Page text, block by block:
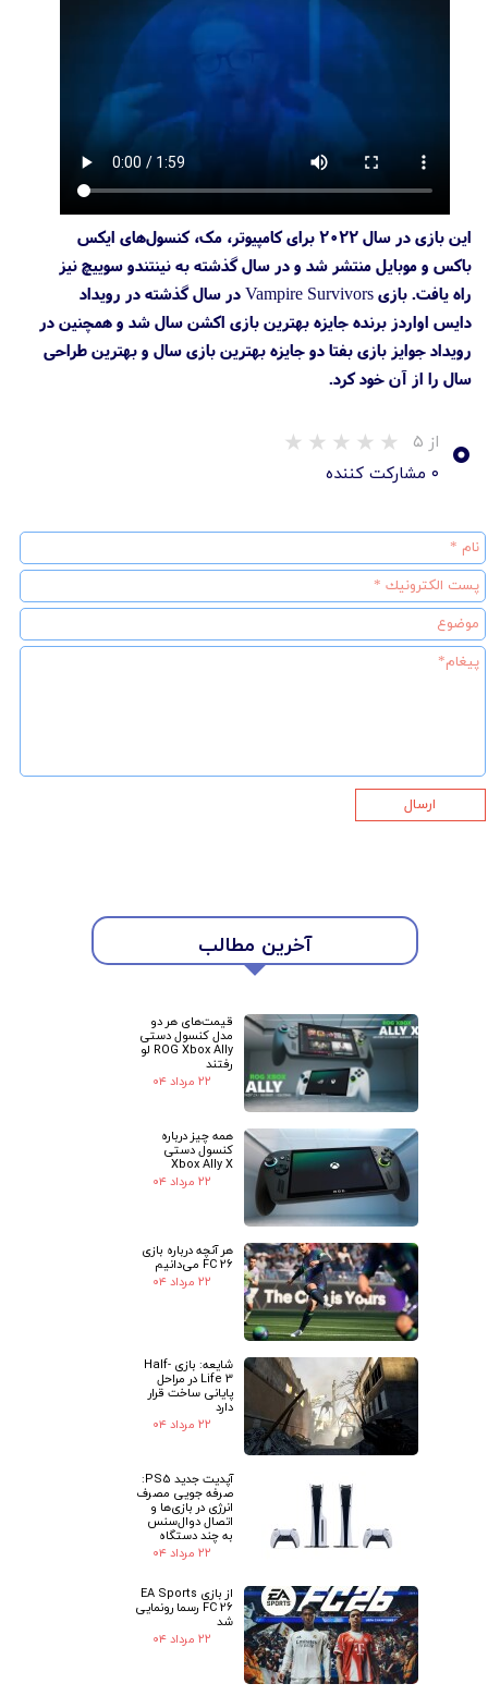
این بازی در سال ۲۰۲۲ برای کامپیوتر، مک، کنسول‌های ایکس
باکس و موبایل منتشر شد و در سال گذشته به نینتندو سوییچ نیز
راه یافت. بازی Vampire Survivors در سال گذشته در رویداد
دایس اواردز برنده جایزه بهترین بازی اکشن سال شد و همچنین در
رویداد جوایز بازی بفتا دو جایزه بهترین بازی سال و بهترین طراحی
سال را از آن خود کرد.
۰ از ۵
۰ مشارکت کننده
آخرین مطالب
قیمت‌های هر دو
مدل کنسول دستی
ROG Xbox Ally لو
رفتند
۲۲ مرداد ۰۴
همه چیز درباره
کنسول دستی
Xbox Ally X
۲۲ مرداد ۰۴
هر آنچه درباره بازی
FC 26 می‌دانیم
۲۲ مرداد ۰۴
شایعه: بازی Half-
Life 3 در مراحل
پایانی ساخت قرار
دارد
۲۲ مرداد ۰۴
آپدیت جدید PS5:
صرفه جویی مصرف
انرژی در بازی‌ها و
اتصال دوال‌سنس
به چند دستگاه
۲۲ مرداد ۰۴
از بازی EA Sports
FC 26 رسما رونمایی
شد
۲۲ مرداد ۰۴
ارسال